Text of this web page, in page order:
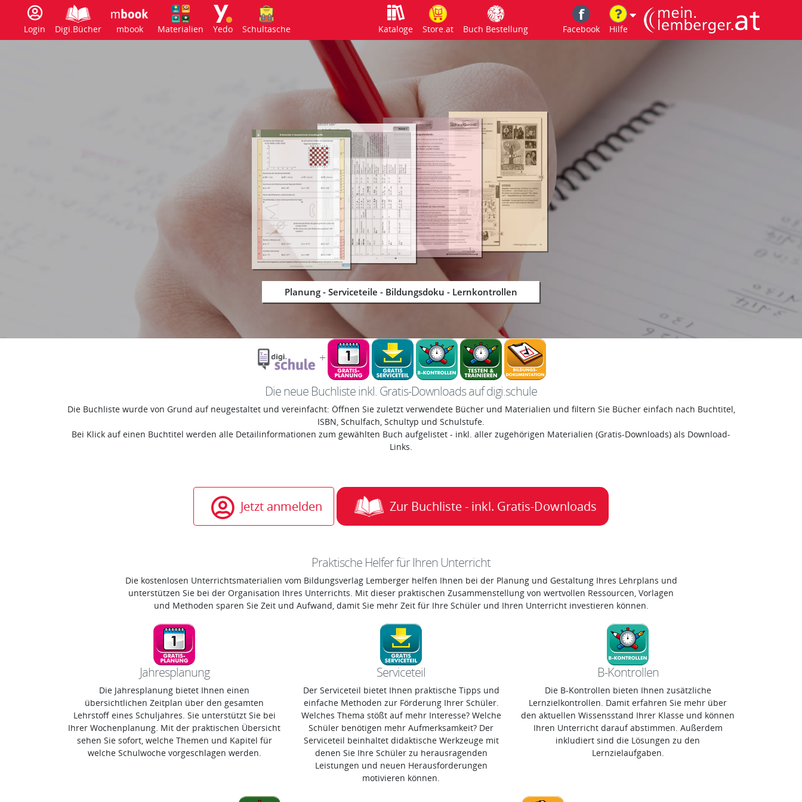
Login Digi.Bücher mbook Materialien Yedo Schultasche Kataloge Store.at Buch Bestellung Facebook Hilfe
Planung - Serviceteile - Bildungsdoku - Lernkontrollen
+
Die neue Buchliste inkl. Gratis-Downloads auf digi.schule
Die Buchliste wurde von Grund auf neugestaltet und vereinfacht: Öffnen Sie zuletzt verwendete Bücher und Materialien und filtern Sie Bücher einfach nach Buchtitel,
ISBN, Schulfach, Schultyp und Schulstufe.
Bei Klick auf einen Buchtitel werden alle Detailinformationen zum gewählten Buch aufgelistet - inkl. aller zugehörigen Materialien (Gratis-Downloads) als Download-
Links.
Jetzt anmelden Zur Buchliste - inkl. Gratis-Downloads
Praktische Helfer für Ihren Unterricht
Die kostenlosen Unterrichtsmaterialien vom Bildungsverlag Lemberger helfen Ihnen bei der Planung und Gestaltung Ihres Lehrplans und
unterstützen Sie bei der Organisation Ihres Unterrichts. Mit dieser praktischen Zusammenstellung von wertvollen Ressourcen, Vorlagen
und Methoden sparen Sie Zeit und Aufwand, damit Sie mehr Zeit für Ihre Schüler und Ihren Unterricht investieren können.
Jahresplanung
Die Jahresplanung bietet Ihnen einen
übersichtlichen Zeitplan über den gesamten
Lehrstoff eines Schuljahres. Sie unterstützt Sie bei
Ihrer Wochenplanung. Mit der praktischen Übersicht
sehen Sie sofort, welche Themen und Kapitel für
welche Schulwoche vorgeschlagen werden.
Serviceteil
Der Serviceteil bietet Ihnen praktische Tipps und
einfache Methoden zur Förderung Ihrer Schüler.
Welches Thema stößt auf mehr Interesse? Welche
Schüler benötigen mehr Aufmerksamkeit? Der
Serviceteil beinhaltet didaktische Werkzeuge mit
denen Sie Ihre Schüler zu herausragenden
Leistungen und neuen Herausforderungen
motivieren können.
B-Kontrollen
Die B-Kontrollen bieten Ihnen zusätzliche
Lernzielkontrollen. Damit erfahren Sie mehr über
den aktuellen Wissensstand Ihrer Klasse und können
Ihren Unterricht darauf abstimmen. Außerdem
inkludiert sind die Lösungen zu den
Lernzielaufgaben.